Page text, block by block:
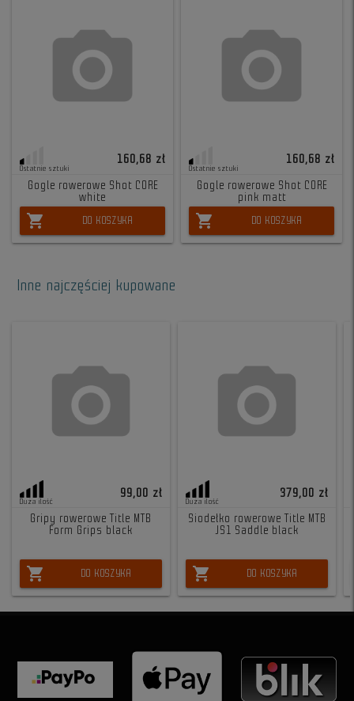
Ostatnie sztuki
160,68 zł
Gogle rowerowe Shot CORE
white
shopping_cart DO KOSZYKA
Ostatnie sztuki
160,68 zł
Gogle rowerowe Shot CORE
pink matt
shopping_cart DO KOSZYKA
Inne najczęściej kupowane
Duża ilość
99,00 zł
Gripy rowerowe Title MTB
Form Grips black
shopping_cart DO KOSZYKA
Duża ilość
379,00 zł
Siodełko rowerowe Title MTB
JS1 Saddle black
shopping_cart DO KOSZYKA